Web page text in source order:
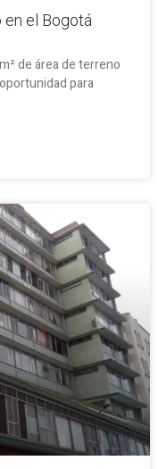
en el Bogotá
de área de terreno
para